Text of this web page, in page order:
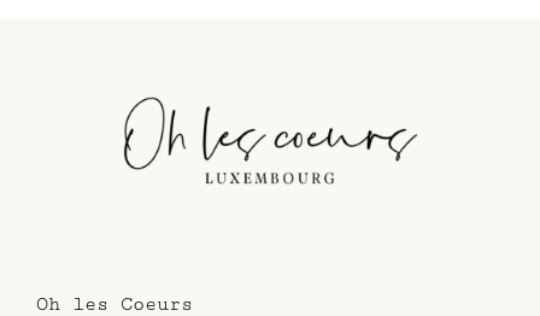
Oh les Coeurs